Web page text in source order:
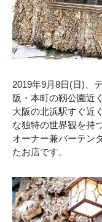
2019年9月8日(日)、
阪・本町の靱公園近
大阪の北浜駅すぐ近
な独特の世界観を持
オーナー兼バーテン
たお店です。